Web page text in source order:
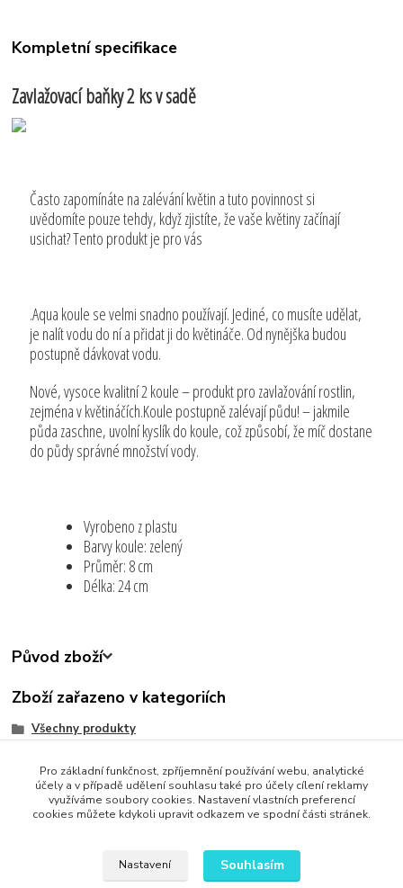
Kompletní specifikace
Zavlažovací baňky 2 ks v sadě
Často zapomínáte na zalévání květin a tuto povinnost si
uvědomíte pouze tehdy, když zjistíte, že vaše květiny začínají
usichat? Tento produkt je pro vás
.Aqua koule se velmi snadno používají. Jediné, co musíte udělat,
je nalít vodu do ní a přidat ji do květináče. Od nynějška budou
postupně dávkovat vodu.
Nové, vysoce kvalitní 2 koule – produkt pro zavlažování rostlin,
zejména v květináčích.Koule postupně zalévají půdu! – jakmile
půda zaschne, uvolní kyslík do koule, což způsobí, že míč dostane
do půdy správné množství vody.
Vyrobeno z plastu
Barvy koule: zelený
Průměr: 8 cm
Délka: 24 cm
Původ zboží
Zboží zařazeno v kategoriích
Všechny produkty
Zahrada
Upravit sběr cookies.
Pro základní funkčnost, zpříjemnění používání webu, analytické
účely a v případě udělení souhlasu také pro účely cílení reklamy
využíváme soubory cookies. Nastavení vlastních preferencí
cookies můžete kdykoli upravit odkazem ve spodní části stránek.
Nastavení Souhlasím